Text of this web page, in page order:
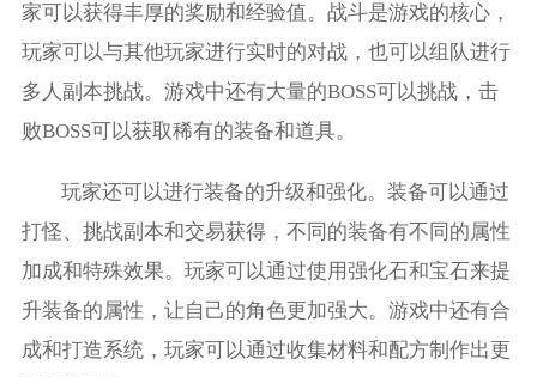
家可以获得丰厚的奖励和经验值。战斗是游戏的核心，
玩家可以与其他玩家进行实时的对战，也可以组队进行
多人副本挑战。游戏中还有大量的BOSS可以挑战，击
败BOSS可以获取稀有的装备和道具。
玩家还可以进行装备的升级和强化。装备可以通过
打怪、挑战副本和交易获得，不同的装备有不同的属性
加成和特殊效果。玩家可以通过使用强化石和宝石来提
升装备的属性，让自己的角色更加强大。游戏中还有合
成和打造系统，玩家可以通过收集材料和配方制作出更